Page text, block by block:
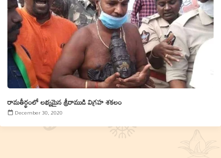
రామతీర్థంలో లభ్యమైన శ్రీరాముడి విగ్రహ శకలం
December 30, 2020